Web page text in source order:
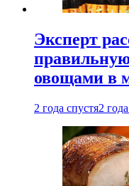
Эксперт
овощами в
2 года спустя2